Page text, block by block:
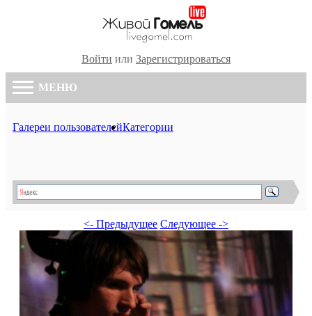
Войти или Зарегистрироваться
МЕНЮ
Галереи пользователейКатегории
<- Предыдущее Следующее ->